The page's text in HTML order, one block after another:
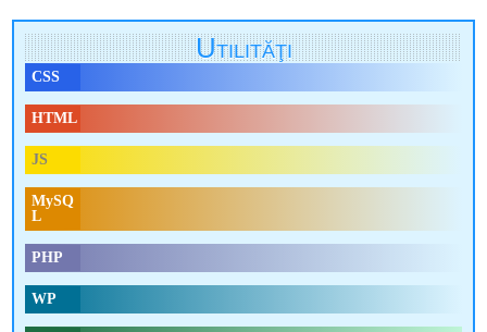
Utilităţi
CSS
HTML
JS
MySQ
L
PHP
WP